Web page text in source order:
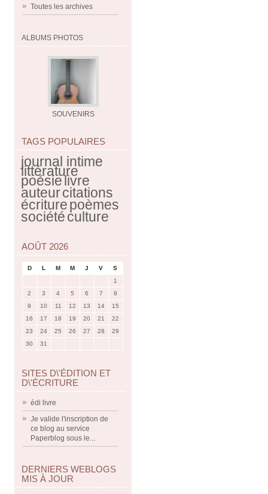
Toutes les archives
ALBUMS PHOTOS
SOUVENIRS
TAGS POPULAIRES
journal intime
littérature
poésielivre
auteurcitations
écriturepoèmes
sociétéculture
AOÛT 2026
D L M M J V
S
1
2
3 4 5 6 7
8
9
10 11 12 13 14
15
16
17 18 19 20 21
22
23
24 25 26 27 28
29
30
31
SITES D\'ÉDITION ET
D\'ÉCRITURE
édi livre
Je valide l'inscription de
ce blog au service
Paperblog sous le...
DERNIERS WEBLOGS
MIS À JOUR